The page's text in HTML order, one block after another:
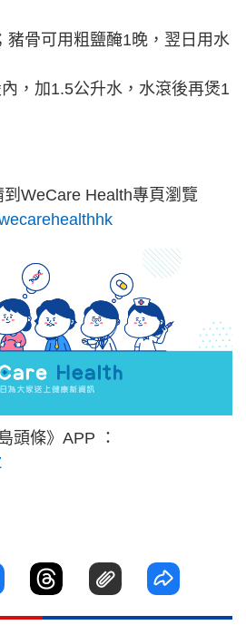
豬骨可用粗鹽醃1晚，翌日用水
，加1.5公升水，水滾後再煲1
WeCare Health專頁瀏覽
頭條》APP ：